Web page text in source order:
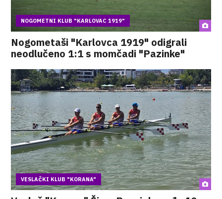
NOGOMETNI KLUB "KARLOVAC 1919"
Nogometaši "Karlovca 1919" odigrali
neodlučeno 1:1 s momčadi "Pazinke"
VESLAČKI KLUB "KORANA"